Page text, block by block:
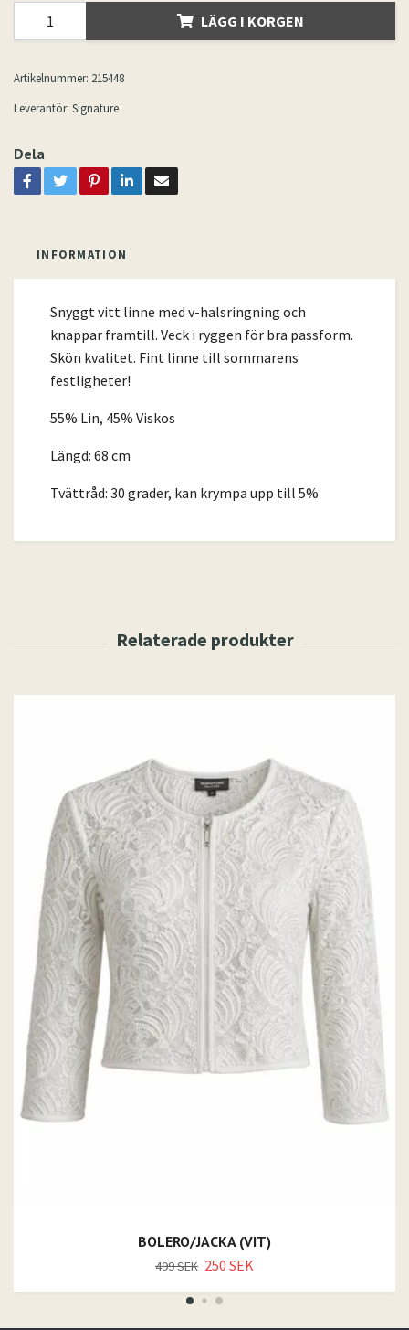
LÄGG I KORGEN
Artikelnummer: 215448
Leverantör: Signature
Dela
INFORMATION
Snyggt vitt linne med v-halsringning och
knappar framtill. Veck i ryggen för bra passform.
Skön kvalitet. Fint linne till sommarens
festligheter!
55% Lin, 45% Viskos
Längd: 68 cm
Tvättråd: 30 grader, kan krympa upp till 5%
BOLERO/JACKA (VIT)
499 SEK 250 SEK